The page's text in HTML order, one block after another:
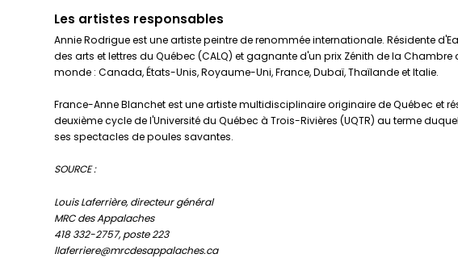
Les artistes responsables
Annie Rodrigue est une artiste peintre de renommée internationale. Résidente
des arts et lettres du Québec (CALQ) et gagnante d'un prix Zénith de la
monde : Canada, États-Unis, Royaume-Uni, France, Dubaï, Thaïlande et Italie.
France-Anne Blanchet est une artiste multidisciplinaire originaire de Québec et
deuxième cycle de l'Université du Québec à Trois-Rivières (UQTR) au terme
ses spectacles de poules savantes.
SOURCE :
Louis Laferrière, directeur général
MRC des Appalaches
418 332-2757, poste 223
llaferriere@mrcdesappalaches.ca